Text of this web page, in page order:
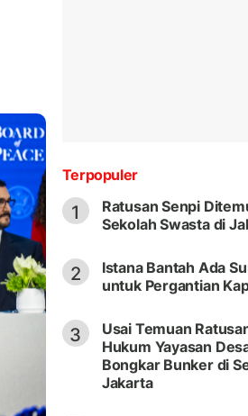
Terpopuler
1
Ratusan Senpi
Sekolah Swasta di
2
Istana Bantah Ada
untuk Pergantian
3
Usai Temuan
Hukum Yayasan
Bongkar Bunker di
Jakarta